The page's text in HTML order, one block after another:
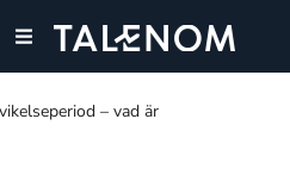
– vad är